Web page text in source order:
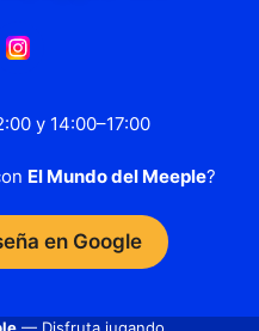
y 14:00–17:00
El Mundo del Meeple?
en Google